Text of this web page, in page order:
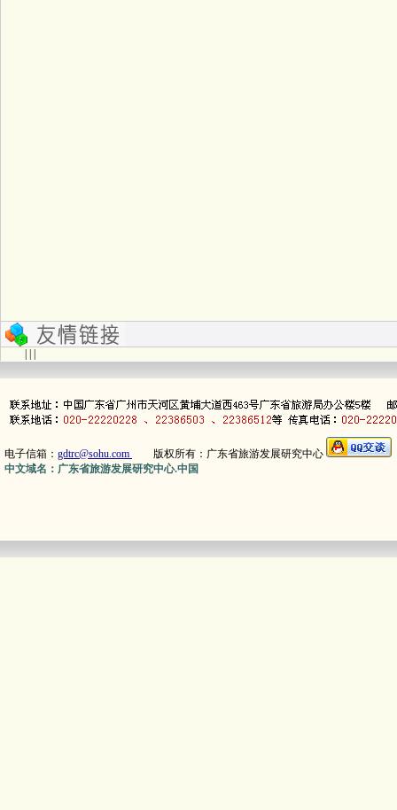
电子信箱： gdtrc@sohu.com 版权所有：广东省旅游发展研究中心
中文域名：广东省旅游发展研究中心.中国